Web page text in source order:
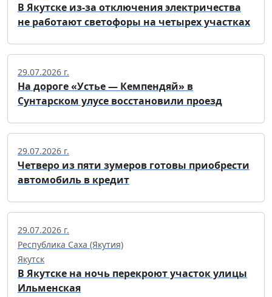
В Якутске из-за отключения электричества
не работают светофоры на четырех участках
29.07.2026 г.
На дороге «Устье — Кемпендяй» в
Сунтарском улусе восстановили проезд
29.07.2026 г.
Четверо из пяти зумеров готовы приобрести
автомобиль в кредит
29.07.2026 г.
Республика Саха (Якутия)
Якутск
В Якутске на ночь перекроют участок улицы
Ильменская